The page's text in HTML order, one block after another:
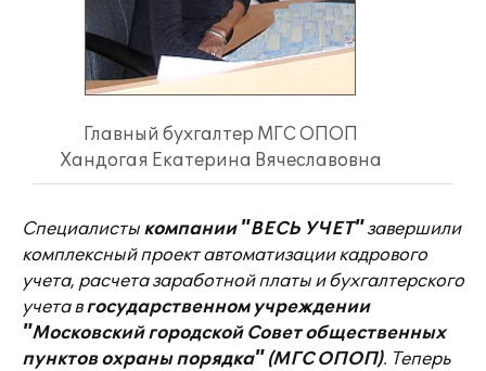
Главный бухгалтер МГС ОПОП
Хандогая Екатерина Вячеславовна
Специалисты компании "ВЕСЬ УЧЕТ" завершили
комплексный проект автоматизации кадрового
учета, расчета заработной платы и бухгалтерского
учета вгосударственном учреждении
"Московский городской Совет общественных
пунктов охраны порядка" (МГС ОПОП). Теперь